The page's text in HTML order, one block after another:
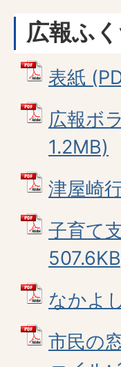
広報ふ
表紙
広報ボ
1.2MB)
津屋崎
子育て
なかよ
市民の